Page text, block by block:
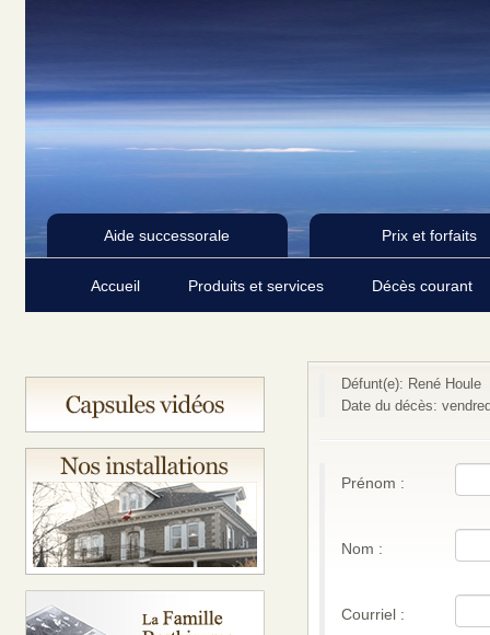
Aide successorale Prix et forfaits
Accueil Produits et services Décès courant
Défunt(e): René Houle
Date du décès:
Prénom :
Nom :
Courriel :